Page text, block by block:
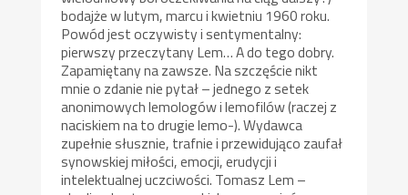
bodajże w lutym, marcu i kwietniu 1960 roku.
Powód jest oczywisty i sentymentalny:
pierwszy przeczytany Lem… A do tego dobry.
Zapamiętany na zawsze. Na szczęście nikt
mnie o zdanie nie pytał – jednego z setek
anonimowych lemologów i lemofilów (raczej z
naciskiem na to drugie lemo-). Wydawca
zupełnie słusznie, trafnie i przewidująco zaufał
synowskiej miłości, emocji, erudycji i
intelektualnej uczciwości. Tomasz Lem –